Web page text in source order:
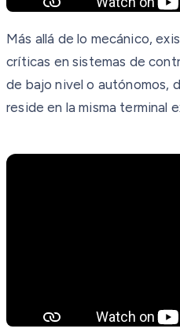
Más allá de lo mecánico,
críticas en sistemas de
de bajo nivel o autónomos,
reside en la misma terminal